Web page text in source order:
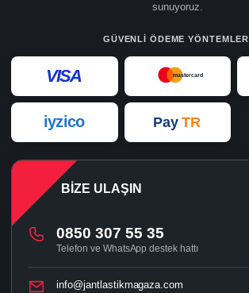
sunuyoruz.
GÜVENLI ÖDEME YÖNTEMLERI
VISA mastercard
iyzico Pay TR
BIZE ULAŞIN
0850 307 55 35
Telefon ve WhatsApp destek hattı
info@jantlastikmagaza.com